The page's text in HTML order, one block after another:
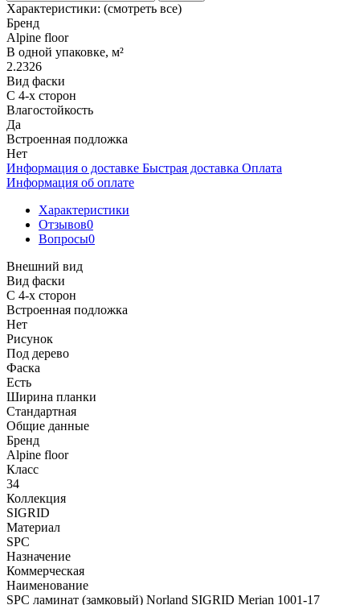
Характеристики: (смотреть все)
Бренд
Alpine floor
В одной упаковке, м²
2.2326
Вид фаски
С 4-х сторон
Влагостойкость
Да
Встроенная подложка
Нет
Информация о доставке Быстрая доставка Оплата
Информация об оплате
Характеристики
Отзывов0
Вопросы0
Внешний вид
Вид фаски
С 4-х сторон
Встроенная подложка
Нет
Рисунок
Под дерево
Фаска
Есть
Ширина планки
Стандартная
Общие данные
Бренд
Alpine floor
Класс
34
Коллекция
SIGRID
Материал
SPC
Назначение
Коммерческая
Наименование
SPC ламинат (замковый) Norland SIGRID Merian 1001-17